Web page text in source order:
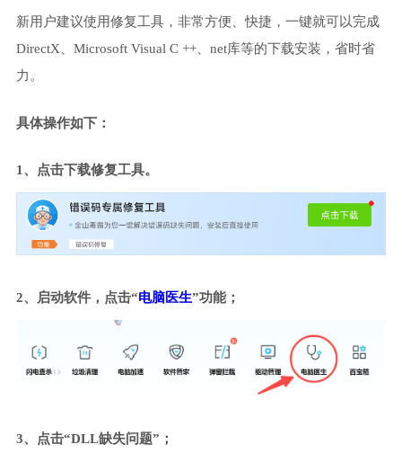
新用户建议使用修复工具，非常方便、快捷，一键就可以完成
DirectX、Microsoft Visual C ++、net库等的下载安装，省时省
力。
具体操作如下：
1、点击下载修复工具。
2、启动软件，点击“电脑医生”功能；
3、点击“DLL缺失问题”；